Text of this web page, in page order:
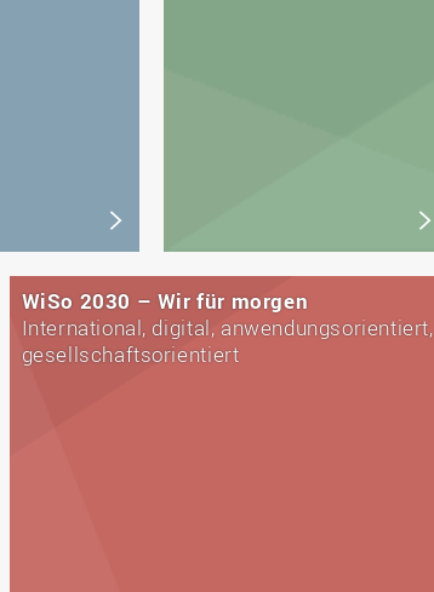
WiSo 2030 – Wir für morgen
International, digital, anwendungsorientiert,
gesellschaftsorientiert